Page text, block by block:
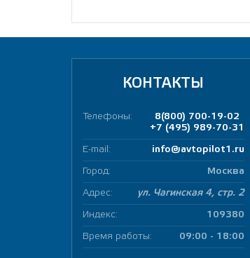
КОНТАКТЫ
Телефоны:
8(800) 700-19-02
+7 (495) 989-70-31
E-mail: info@avtopilot1.ru
Город: Москва
Адрес: ул. Чагинская 4, стр. 2
Индекс: 109380
Время работы: 09:00 - 18:00